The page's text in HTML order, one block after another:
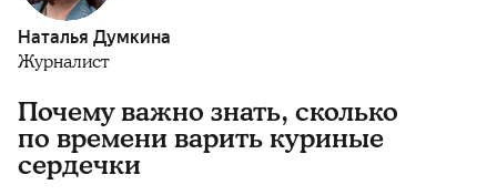
Наталья Думкина
Журналист
Почему важно знать, сколько
по времени варить куриные
сердечки